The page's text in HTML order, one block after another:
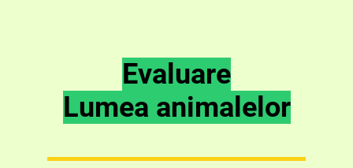
Evaluare
Lumea animalelor